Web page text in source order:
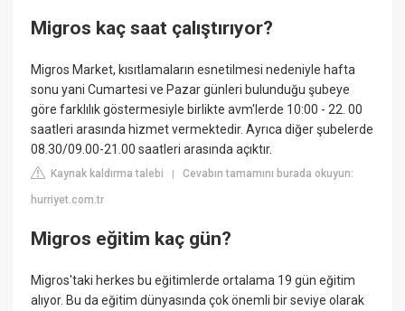
Migros kaç saat çalıştırıyor?
Migros Market, kısıtlamaların esnetilmesi nedeniyle hafta
sonu yani Cumartesi ve Pazar günleri bulunduğu şubeye
göre farklılık göstermesiyle birlikte avm'lerde 10:00 - 22. 00
saatleri arasında hizmet vermektedir. Ayrıca diğer şubelerde
08.30/09.00-21.00 saatleri arasında açıktır.
Kaynak kaldırma talebi |Cevabın tamamını burada okuyun:
hurriyet.com.tr
Migros eğitim kaç gün?
Migros'taki herkes bu eğitimlerde ortalama 19 gün eğitim
alıyor. Bu da eğitim dünyasında çok önemli bir seviye olarak